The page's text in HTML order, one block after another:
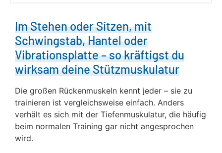
Im Stehen oder Sitzen, mit
Schwingstab, Hantel oder
Vibrationsplatte – so kräftigst du
wirksam deine Stützmuskulatur
Die großen Rückenmuskeln kennt jeder – sie zu
trainieren ist vergleichsweise einfach. Anders
verhält es sich mit der Tiefenmuskulatur, die häufig
beim normalen Training gar nicht angesprochen
wird.